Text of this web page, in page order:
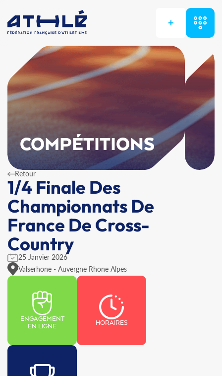
+
COMPÉTITIONS
Retour
1/4 Finale Des
Championnats De
France De Cross-
Country
25 Janvier 2026
Valserhone - Auvergne Rhone Alpes
ENGAGEMENT
EN LIGNE
HORAIRES